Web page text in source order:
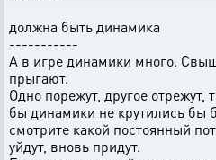
должна быть динамика
-----------
А в игре динамики много.
прыгают.
Одно порежут, другое
бы динамики не крутились бы
смотрите какой постоянный
уйдут, вновь придут.